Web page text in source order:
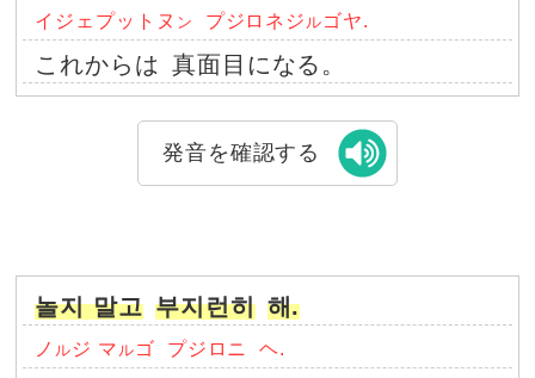
イジェプットヌ ン プジロネジ ル ゴヤ.
これからは 真面目になる。
発音を確認する
놀지 말고 부지런히 해.
ノ ル ジ マ ル ゴ プジロニ ヘ.